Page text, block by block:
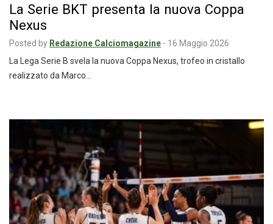
La Serie BKT presenta la nuova Coppa
Nexus
Posted by Redazione Calciomagazine - 16 Maggio 2026
La Lega Serie B svela la nuova Coppa Nexus, trofeo in cristallo
realizzato da Marco…